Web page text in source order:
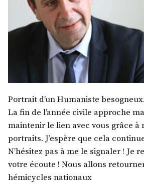
Portrait d’un Humaniste
La fin de l’année civile approche
maintenir le lien avec vous grâce à
portraits. J’espère que cela
N’hésitez pas à me le signaler ! Je
votre écoute ! Nous allons
hémicycles nationaux